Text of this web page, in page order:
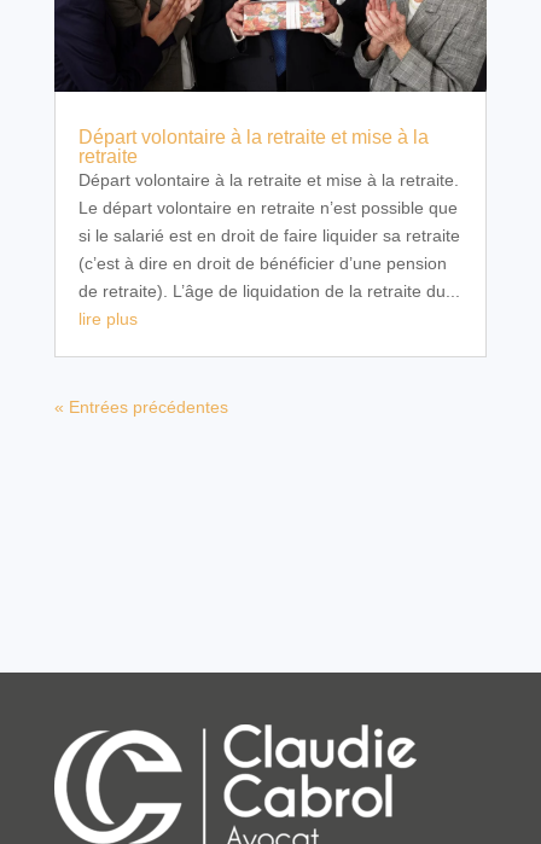
Départ volontaire à la retraite et mise à la
retraite
Départ volontaire à la retraite et mise à la retraite.
Le départ volontaire en retraite n’est possible que
si le salarié est en droit de faire liquider sa retraite
(c’est à dire en droit de bénéficier d’une pension
de retraite). L’âge de liquidation de la retraite du...
lire plus
« Entrées précédentes